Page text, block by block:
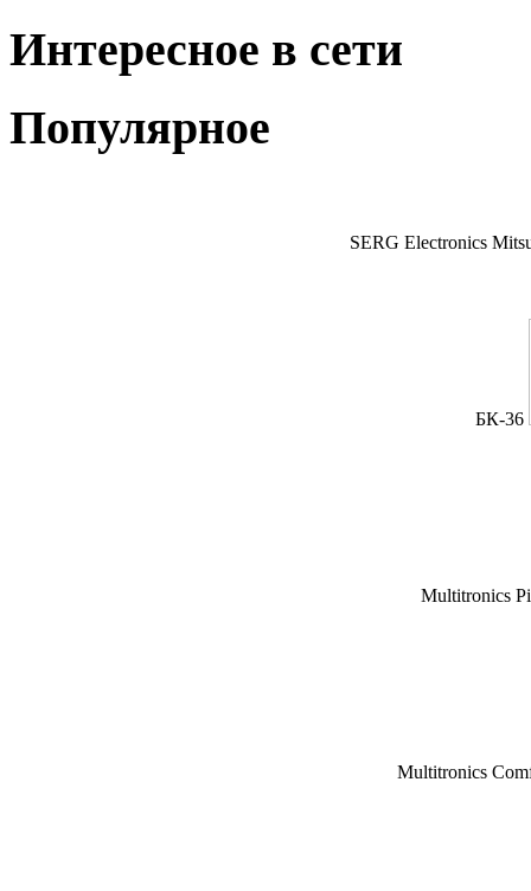
Интересное в сети
Популярное
SERG Electronics
БК-36
Multitronics
Multitronics